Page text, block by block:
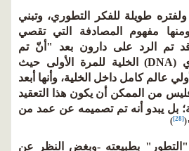
طويلة للفكر التطوري، وتبني
ومنها مفهوم المصادفة التي تقصي
قد تم الرد على دارون بعد "أنّ تم
اكتشاف الحمض النووي (DNA) الخلية للمرة الأولى حيث
عالم كامل داخل الخلية، وأنها أبعد
من الممكن أن يكون هذا التعقيد
بل يبدو أنه تم تصميمه عن عمد من
(
[28]
)
بطبيعته -وبغض النظر عن